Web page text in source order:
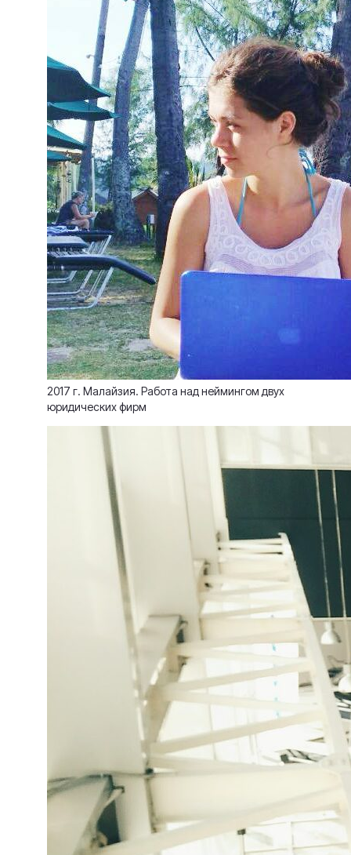
2017 г. Малайзия. Работа над неймингом двух
юридических фирм